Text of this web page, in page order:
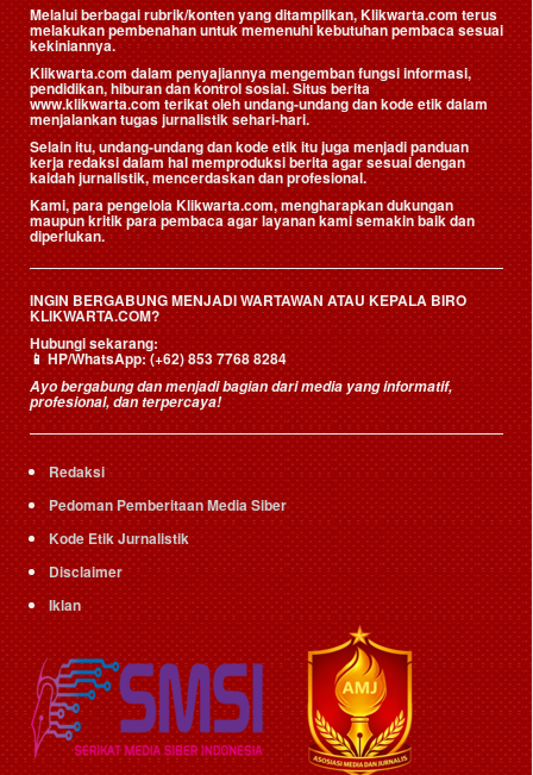
Melalui berbagai rubrik/konten yang ditampilkan, Klikwarta.com terus
melakukan pembenahan untuk memenuhi kebutuhan pembaca sesuai
kekiniannya.
Klikwarta.com dalam penyajiannya mengemban fungsi informasi,
pendidikan, hiburan dan kontrol sosial. Situs berita
www.klikwarta.com terikat oleh undang-undang dan kode etik dalam
menjalankan tugas jurnalistik sehari-hari.
Selain itu, undang-undang dan kode etik itu juga menjadi panduan
kerja redaksi dalam hal memproduksi berita agar sesuai dengan
kaidah jurnalistik, mencerdaskan dan profesional.
Kami, para pengelola Klikwarta.com, mengharapkan dukungan
maupun kritik para pembaca agar layanan kami semakin baik dan
diperlukan.
INGIN BERGABUNG MENJADI WARTAWAN ATAU KEPALA BIRO
KLIKWARTA.COM?
Hubungi sekarang:
📱HP/WhatsApp:(+62) 853 7768 8284
Ayo bergabung dan menjadi bagian dari media yang informatif,
profesional, dan terpercaya!
Redaksi
Pedoman Pemberitaan Media Siber
Kode Etik Jurnalistik
Disclaimer
Iklan